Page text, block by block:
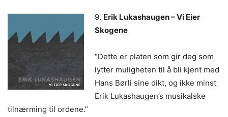
9. Erik Lukashaugen – Vi Eier
Skogene
“Dette er platen som gir deg som
lytter muligheten til å bli kjent med
Hans Børli sine dikt, og ikke minst
Erik Lukashaugen’s musikalske
tilnærming til ordene.”